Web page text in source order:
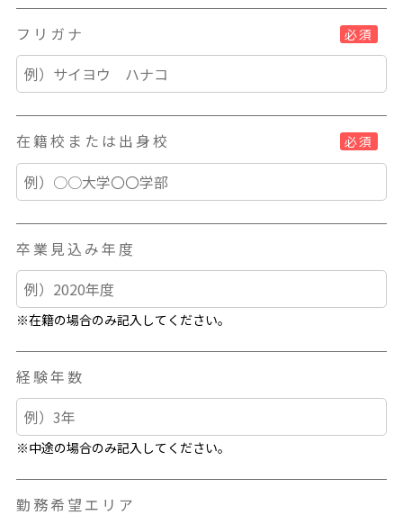
フリガナ 必須
在籍校または出身校 必須
卒業見込み年度
※在籍の場合のみ記入してください。
経験年数
※中途の場合のみ記入してください。
勤務希望エリア